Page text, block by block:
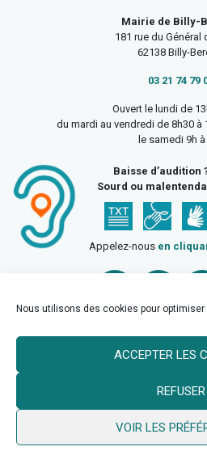
Nous utilisons des cookies pour
ACCEPTER LES
REFUSER
VOIR LES
Mairie de Billy-
181 rue du Général
62138 Billy-
03 21 74 79
Ouvert le lundi de
du mardi au vendredi de 8h30 à
le samedi 9h à
Baisse d’audition
Sourd ou
Appelez-nous en
© 2026 Ville de Billy Berclau —neoweb.fr